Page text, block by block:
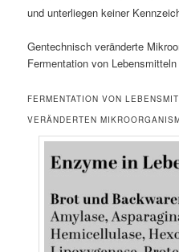
und unterliegen keiner
Gentechnisch veränderte
Fermentation von
FERMENTATION VON
VERÄNDERTEN